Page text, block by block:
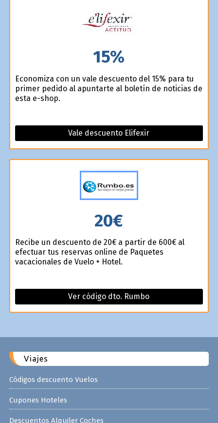
15%
Economiza con un vale descuento del 15% para tu
primer pedido al apuntarte al boletín de noticias de
esta e-shop.
Vale descuento Elifexir
20€
Recibe un descuento de 20€ a partir de 600€ al
efectuar tus reservas online de Paquetes
vacacionales de Vuelo + Hotel.
Ver código dto. Rumbo
Viajes
Códigos descuento Vuelos
Cupones Hoteles
Descuentos Alquiler Coches